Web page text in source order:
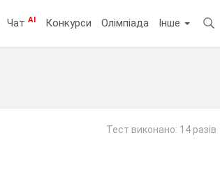
ЧатAI Конкурси Олімпіада Інше
Тест виконано: 14 разів